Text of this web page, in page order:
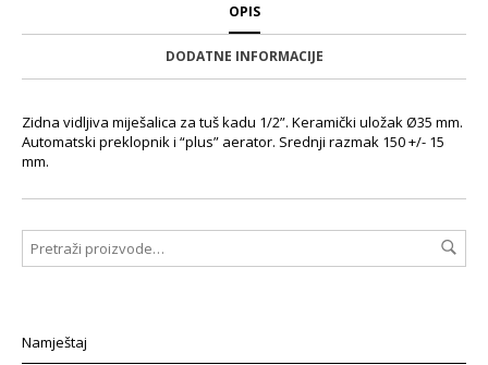
OPIS
DODATNE INFORMACIJE
Zidna vidljiva miješalica za tuš kadu 1/2”. Keramički uložak Ø35 mm.
Automatski preklopnik i “plus” aerator. Srednji razmak 150 +/- 15
mm.
Namještaj